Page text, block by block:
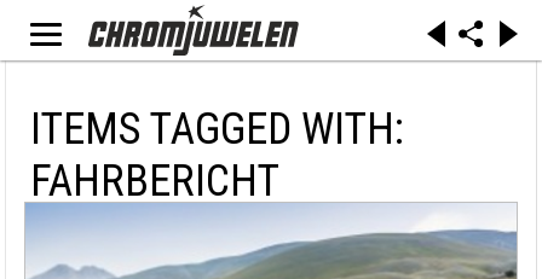
ITEMS TAGGED WITH:
FAHRBERICHT